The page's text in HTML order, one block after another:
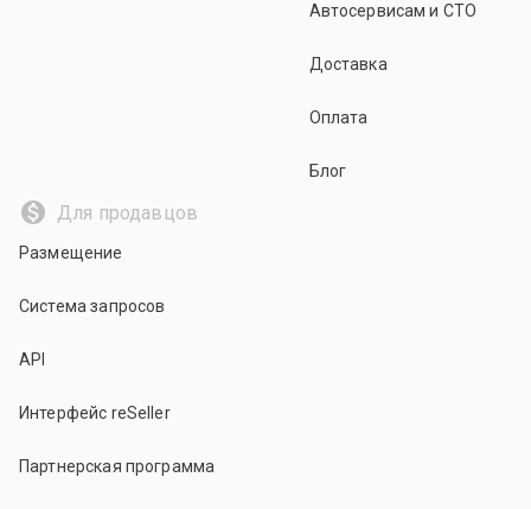
Автосервисам и СТО
Доставка
Оплата
Блог
Для продавцов
Размещение
Система запросов
API
Интерфейс reSeller
Партнерская программа